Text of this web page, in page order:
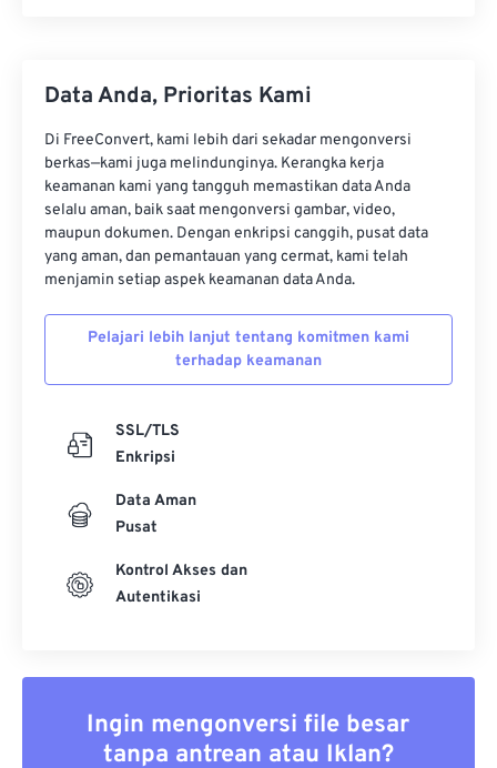
Data Anda, Prioritas Kami
Di FreeConvert, kami lebih dari sekadar mengonversi
berkas—kami juga melindunginya. Kerangka kerja
keamanan kami yang tangguh memastikan data Anda
selalu aman, baik saat mengonversi gambar, video,
maupun dokumen. Dengan enkripsi canggih, pusat data
yang aman, dan pemantauan yang cermat, kami telah
menjamin setiap aspek keamanan data Anda.
Pelajari lebih lanjut tentang komitmen kami
terhadap keamanan
SSL/TLS
Enkripsi
Data Aman
Pusat
Kontrol Akses dan
Autentikasi
Ingin mengonversi file besar
tanpa antrean atau Iklan?